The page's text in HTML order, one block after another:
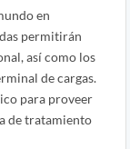
en
permitirán
así como los
de cargas.
para proveer
de tratamiento